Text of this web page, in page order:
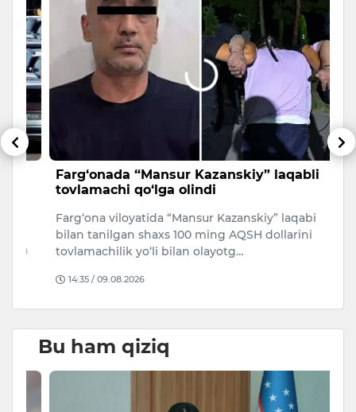
Farg‘onada “Mansur Kazanskiy” laqabli
tovlamachi qo‘lga olindi
Farg‘ona viloyatida “Mansur Kazanskiy” laqabi
bilan tanilgan shaxs 100 ming AQSH dollarini
tovlamachilik yo‘li bilan olayotg…
14:35 / 09.08.2026
Bu ham qiziq